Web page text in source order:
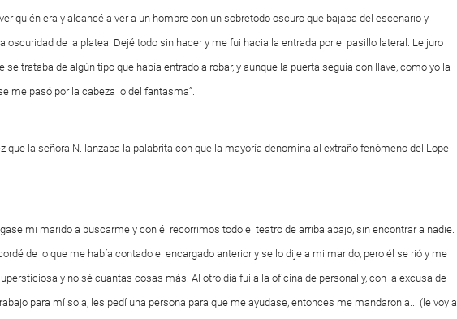
quién era y alcancé a ver a un hombre con un sobretodo oscuro que bajaba del escenario y
oscuridad de la platea. Dejé todo sin hacer y me fui hacia la entrada por el pasillo lateral. Le juro
se trataba de algún tipo que había entrado a robar, y aunque la puerta seguía con llave, como yo la
me pasó por la cabeza lo del fantasma”.
que la señora N. lanzaba la palabrita con que la mayoría denomina al extraño fenómeno del Lope
mi marido a buscarme y con él recorrimos todo el teatro de arriba abajo, sin encontrar a nadie.
de lo que me había contado el encargado anterior y se lo dije a mi marido, pero él se rió y me
y no sé cuantas cosas más. Al otro día fui a la oficina de personal y, con la excusa de
para mí sola, les pedí una persona para que me ayudase, entonces me mandaron a... (le voy a